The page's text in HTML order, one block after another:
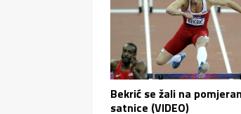
Bekrić se žali na
satnice (VIDEO)